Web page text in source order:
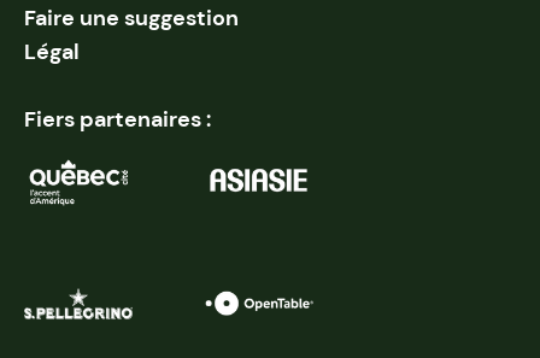
Faire une suggestion
Légal
Fiers partenaires :